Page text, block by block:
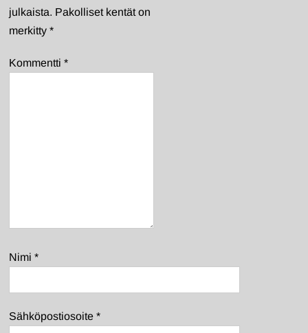
julkaista. Pakolliset kentät on
merkitty*
Kommentti*
Nimi*
Sähköpostiosoite*